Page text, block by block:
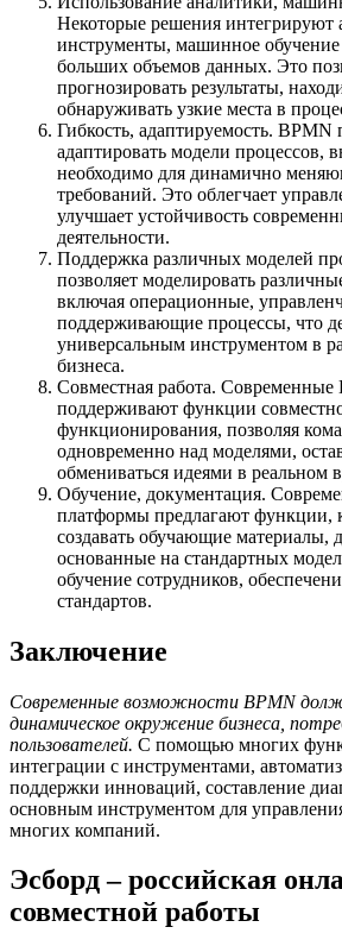
Некоторые решения интегрируют
инструменты, машинное обучение
больших объемов данных. Это
прогнозировать результаты,
обнаруживать узкие места в
Гибкость, адаптируемость. BPMN
адаптировать модели процессов,
необходимо для динамично
требований. Это облегчает
улучшает устойчивость
деятельности.
Поддержка различных моделей
позволяет моделировать
включая операционные,
поддерживающие процессы, что
универсальным инструментом в
бизнеса.
Совместная работа.
поддерживают функции
функционирования, позволяя
одновременно над моделями,
обмениваться идеями в реальном
Обучение, документация.
платформы предлагают функции,
создавать обучающие материалы,
основанные на стандартных
обучение сотрудников,
стандартов.
Заключение
Современные возможности BPMN
динамическое окружение бизнеса,
пользователей. С помощью многих
интеграции с инструментами,
поддержки инноваций, составление
основным инструментом для
многих компаний.
Эсборд – российская
совместной работы